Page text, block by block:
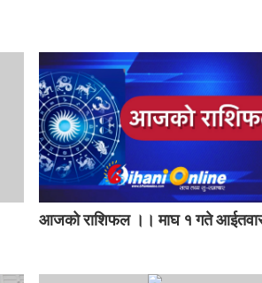
आजको राशिफल ।। माघ १ गते